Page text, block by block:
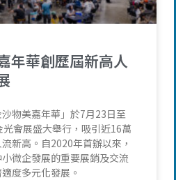
年華創歷屆新高人
物美嘉年華」於7月23日至
會展盛大舉行，吸引近16萬
新高。自2020年首辦以來，
微企發展的重要展銷及交流
度多元化發展。